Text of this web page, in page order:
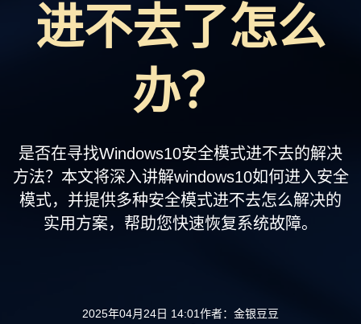
数据备份
进不去了怎么
办？
是否在寻找Windows10安全模式进不去的解决
方法？本文将深入讲解windows10如何进入安全
模式，并提供多种安全模式进不去怎么解决的
实用方案，帮助您快速恢复系统故障。
2025年04月24日 14:01作者： 金银豆豆